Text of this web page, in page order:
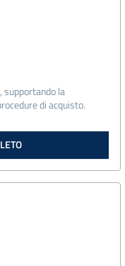
supportando la
di acquisto.